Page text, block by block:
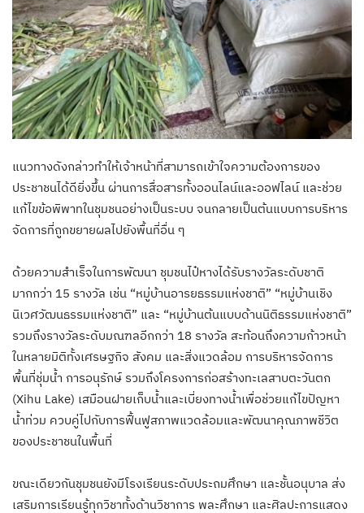
แนวทางดังกล่าวทำให้เจ้าหน้าที่สามารถเข้าใจความต้องการของ
ประชาชนได้ดียิ่งขึ้น ผ่านการสื่อสารทั้งออนไลน์และออฟไลน์ และช่วย
แก้ไขข้อพิพาทในชุมชนอย่างเป็นระบบ จนกลายเป็นต้นแบบการบริหาร
จัดการที่ถูกขยายผลไปยังพื้นที่อื่น ๆ
ด้วยความสำเร็จในการพัฒนา ชุมชนไป๋หางได้รับรางวัลระดับชาติ
มากกว่า 15 รางวัล เช่น “หมู่บ้านอารยธรรมแห่งชาติ” “หมู่บ้านเชิง
นิเวศวัฒนธรรมแห่งชาติ” และ “หมู่บ้านต้นแบบด้านนิติธรรมแห่งชาติ”
รวมถึงรางวัลระดับมณฑลอีกกว่า 18 รางวัล สะท้อนถึงความก้าวหน้า
ในหลายมิติทั้งเศรษฐกิจ สังคม และสิ่งแวดล้อม การบริหารจัดการ
พื้นที่ชุ่มน้ำ การอนุรักษ์ รวมถึงโครงการก่อสร้างทะเลสาบตะวันตก
(Xihu Lake) เสมือนฝายเก็บน้ำและเบี่ยงทางน้ำเพื่อช่วยแก้ไขปัญหา
น้ำท่วม ควบคู่ไปกับการฟื้นฟูสภาพแวดล้อมและพัฒนาคุณภาพชีวิต
ของประชาชนในพื้นที่
ขณะเดียวกันชุมชนยังมีโรงเรียนระดับประถมศึกษา และชั้นอนุบาล ส่ง
เสริมการเรียนรู้ทุกวิชาทั้งด้านวิชาการ พละศึกษา และศิลปะการแสดง